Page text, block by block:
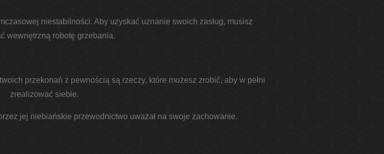
niestabilności. Aby uzyskać uznanie swoich zasług, musisz
wewnętrzną robotę grzebania.
przekonań z pewnością są rzeczy, które możesz zrobić, aby w pełni
zrealizować siebie.
jej niebiańskie przewodnictwo uważał na swoje zachowanie.